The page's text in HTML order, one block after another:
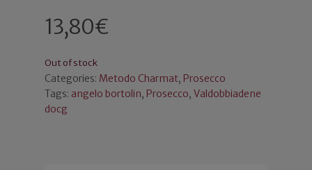
13,80€
Out of stock
Categories: Metodo Charmat, Prosecco
Tags: angelo bortolin, Prosecco, Valdobbiadene
docg